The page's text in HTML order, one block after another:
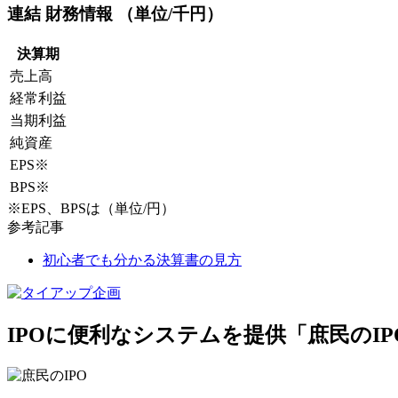
連結 財務情報 （単位/千円）
決算期
売上高
経常利益
当期利益
純資産
EPS※
BPS※
※EPS、BPSは（単位/円）
参考記事
初心者でも分かる決算書の見方
IPOに便利なシステムを提供「庶民の